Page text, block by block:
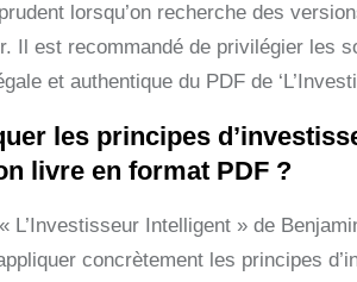
lorsqu’on recherche des
Il est recommandé de privilégier les
et authentique du PDF de
les principes
livre en format PDF ?
L’Investisseur Intelligent » de
concrètement les principes